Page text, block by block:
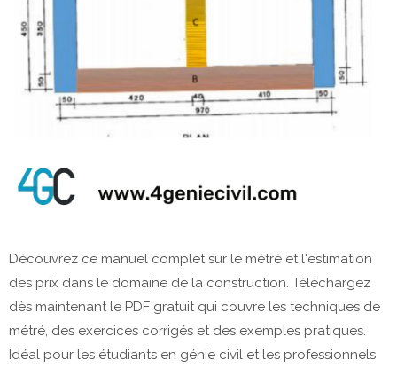
Découvrez ce manuel complet sur le métré et l'estimation
des prix dans le domaine de la construction. Téléchargez
dès maintenant le PDF gratuit qui couvre les techniques de
métré, des exercices corrigés et des exemples pratiques.
Idéal pour les étudiants en génie civil et les professionnels